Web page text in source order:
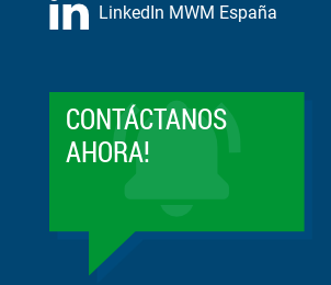
LinkedIn MWM España
CONTÁCTANOS
AHORA!